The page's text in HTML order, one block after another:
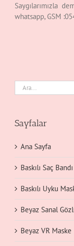
Saygılarımızla
whatsapp, GSM
Ara:
Sayfalar
Ana Sayfa
Baskılı Saç Bandı
Baskılı Uyku
Beyaz Sanal
Beyaz VR Maske